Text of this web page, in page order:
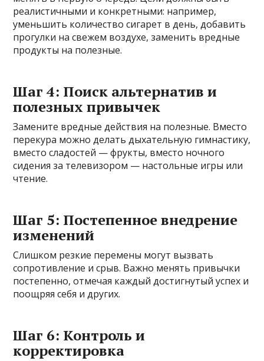
реалистичными и конкретными: например,
уменьшить количество сигарет в день, добавить
прогулки на свежем воздухе, заменить вредные
продукты на полезные.
Шаг 4: Поиск альтернатив и
полезных привычек
Замените вредные действия на полезные. Вместо
перекура можно делать дыхательную гимнастику,
вместо сладостей — фрукты, вместо ночного
сидения за телевизором — настольные игры или
чтение.
Шаг 5: Постепенное внедрение
изменений
Слишком резкие перемены могут вызвать
сопротивление и срыв. Важно менять привычки
постепенно, отмечая каждый достигнутый успех и
поощряя себя и других.
Шаг 6: Контроль и
корректировка